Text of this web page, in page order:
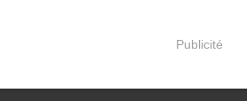
Publicité